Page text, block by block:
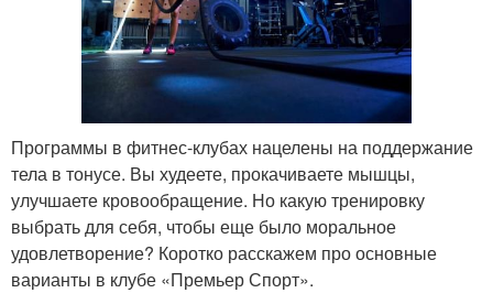
Программы в фитнес-клубах нацелены на поддержание
тела в тонусе. Вы худеете, прокачиваете мышцы,
улучшаете кровообращение. Но какую тренировку
выбрать для себя, чтобы еще было моральное
удовлетворение? Коротко расскажем про основные
варианты в клубе «Премьер Спорт».